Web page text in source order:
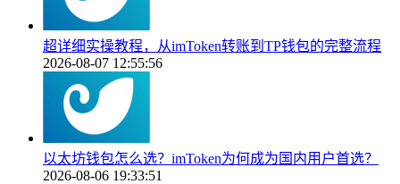
超详细实操教程，从imToken转账到TP钱包的完整流程
2026-08-07 12:55:56
以太坊钱包怎么选？imToken为何成为国内用户首选？
2026-08-06 19:33:51